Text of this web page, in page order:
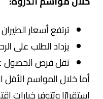
ترتفع أسعار
يزداد الطلب على
تقل فرص الحصول
أما خلال المواسم الأقل
استقرارًا وتتوفر خيارات